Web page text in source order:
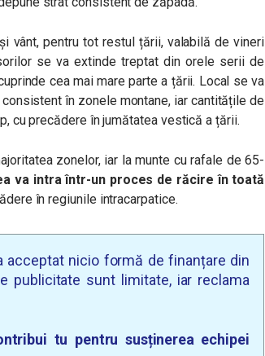
vânt, pentru tot restul țării, valabilă de vineri
se va extinde treptat din orele serii de
cea mai mare parte a țării. Local se va
în zonele montane, iar cantitățile de
cu precădere în jumătatea vestică a țării.
zonelor, iar la munte cu rafale de 65-
va intra într-un proces de răcire în toată
în regiunile intracarpatice.
acceptat nicio formă de finanțare din
publicitate sunt limitate, iar reclama
tu pentru susținerea echipei